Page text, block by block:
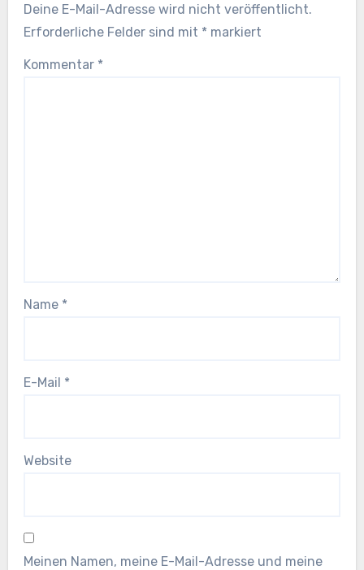
Deine E-Mail-Adresse wird nicht veröffentlicht.
Erforderliche Felder sind mit * markiert
Kommentar *
Name *
E-Mail *
Website
Meinen Namen, meine E-Mail-Adresse und meine